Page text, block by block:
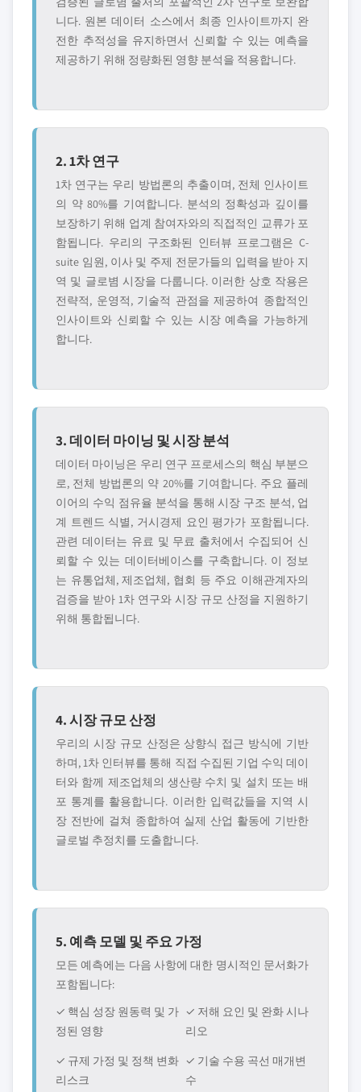
니다. 원본 데이터 소스에서 최종 인사이트까지 완
전한 추적성을 유지하면서 신뢰할 수 있는 예측을
제공하기 위해 정량화된 영향 분석을 적용합니다.
2. 1차 연구
1차 연구는 우리 방법론의 추출이며, 전체 인사이트
의 약 80%를 기여합니다. 분석의 정확성과 깊이를
보장하기 위해 업계 참여자와의 직접적인 교류가 포
함됩니다. 우리의 구조화된 인터뷰 프로그램은 C-
suite 임원, 이사 및 주제 전문가들의 입력을 받아 지
역 및 글로볌 시장을 다룹니다. 이러한 상호 작용은
전략적, 운영적, 기술적 관점을 제공하여 종합적인
인사이트와 신뢰할 수 있는 시장 예측을 가능하게
합니다.
3. 데이터 마이닝 및 시장 분석
데이터 마이닝은 우리 연구 프로세스의 핵심 부분으
로, 전체 방법론의 약 20%를 기여합니다. 주요 플레
이어의 수익 점유율 분석을 통해 시장 구조 분석, 업
계 트렌드 식별, 거시경제 요인 평가가 포함됩니다.
관련 데이터는 유료 및 무료 출처에서 수집되어 신
뢰할 수 있는 데이터베이스를 구축합니다. 이 정보
는 유통업체, 제조업체, 협회 등 주요 이해관계자의
검증을 받아 1차 연구와 시장 규모 산정을 지원하기
위해 통합됩니다.
4. 시장 규모 산정
우리의 시장 규모 산정은 상향식 접근 방식에 기반
하며, 1차 인터뷰를 통해 직접 수집된 기업 수익 데이
터와 함께 제조업체의 생산량 수치 및 설치 또는 배
포 통계를 활용합니다. 이러한 입력값들을 지역 시
장 전반에 걸쳐 종합하여 실제 산업 활동에 기반한
글로벌 추정치를 도출합니다.
5. 예측 모델 및 주요 가정
모든 예측에는 다음 사항에 대한 명시적인 문서화가
포함됩니다:
✓ 핵심 성장 원동력 및 가
정된 영향
✓ 저해 요인 및 완화 시나
리오
✓ 규제 가정 및 정책 변화
리스크
✓ 기술 수용 곡선 매개변
수